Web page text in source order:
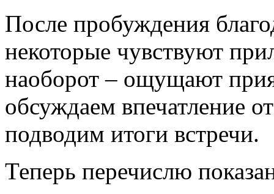
После пробуждения
некоторые чувствуют
наоборот – ощущают
обсуждаем впечатление
подводим итоги встречи.
Теперь перечислю